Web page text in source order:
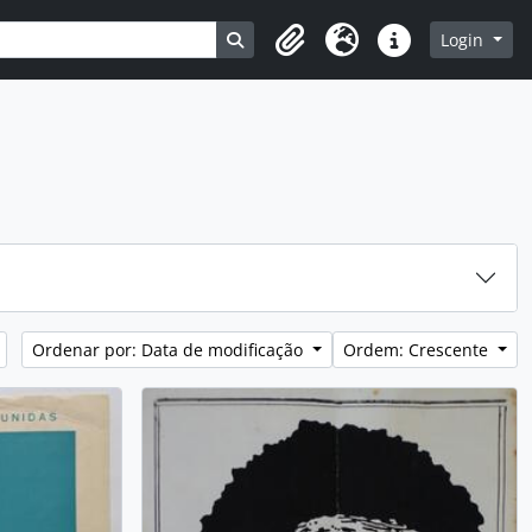
Busque na página de navegação
Clipboard
Idioma Atalhos Login
Ordenar por: Data de modificação Ordem: Crescente